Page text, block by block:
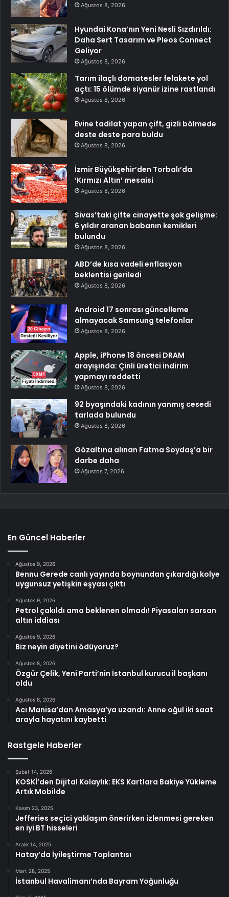
Ağustos 8, 2026
Hyundai Kona’nın Yeni Nesli Sızdırıldı:
Daha Sert Tasarım ve Pleos Connect
Geliyor
Ağustos 8, 2026
Tarım ilaçlı domatesler felakete yol
açtı: 15 ölümde siyanür izine rastlandı
Ağustos 8, 2026
Evine tadilat yapan çift, gizli bölmede
deste deste para buldu
Ağustos 8, 2026
İzmir Büyükşehir’den Torbalı’da
‘Kırmızı Altın’ mesaisi
Ağustos 8, 2026
Sivas’taki çifte cinayette şok gelişme:
6 yıldır aranan babanın kemikleri
bulundu
Ağustos 8, 2026
ABD’de kısa vadeli enflasyon
beklentisi geriledi
Ağustos 8, 2026
Android 17 sonrası güncelleme
almayacak Samsung telefonlar
Ağustos 8, 2026
Apple, iPhone 18 öncesi DRAM
arayışında: Çinli üretici indirim
yapmayı reddetti
Ağustos 8, 2026
92 byaşındaki kadının yanmış cesedi
tarlada bulundu
Ağustos 8, 2026
Gözaltına alınan Fatma Soydaş’a bir
darbe daha
Ağustos 7, 2026
En Güncel Haberler
Ağustos 9, 2026
Bennu Gerede canlı yayında boynundan çıkardığı kolye
uygunsuz yetişkin eşyası çıktı
Ağustos 9, 2026
Petrol çakıldı ama beklenen olmadı! Piyasaları sarsan
altın iddiası
Ağustos 9, 2026
Biz neyin diyetini ödüyoruz?
Ağustos 8, 2026
Özgür Çelik, Yeni Parti’nin İstanbul kurucu il başkanı
oldu
Ağustos 8, 2026
Acı Manisa’dan Amasya’ya uzandı: Anne oğul iki saat
arayla hayatını kaybetti
Rastgele Haberler
Şubat 14, 2026
KOSKİ’den Dijital Kolaylık: EKS Kartlara Bakiye Yükleme
Artık Mobilde
Kasım 23, 2025
Jefferies seçici yaklaşım önerirken izlenmesi gereken
en iyi BT hisseleri
Aralık 14, 2025
Hatay’da İyileştirme Toplantısı
Mart 28, 2025
İstanbul Havalimanı’nda Bayram Yoğunluğu